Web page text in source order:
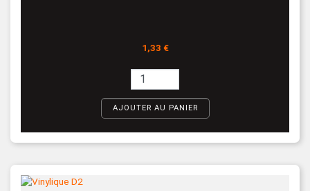
Prix
1,33 €
AJOUTER AU PANIER